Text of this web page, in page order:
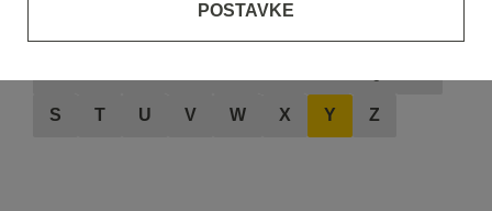
S T U V W X Y Z
POSTAVKE